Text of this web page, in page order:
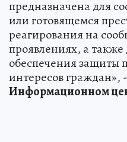
предназначена для
или готовящемся
реагирования на
проявлениях, а также
обеспечения защиты
интересов граждан»,
Информационном